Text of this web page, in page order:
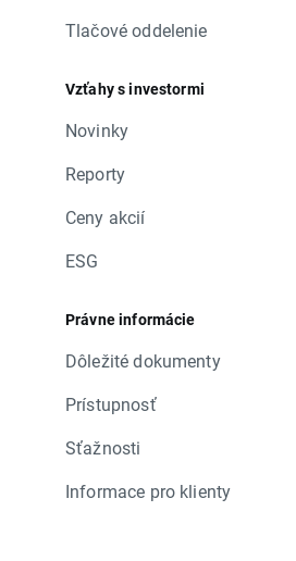
Tlačové oddelenie
Vzťahy s investormi
Novinky
Reporty
Ceny akcií
ESG
Právne informácie
Dôležité dokumenty
Prístupnosť
Sťažnosti
Informace pro klienty